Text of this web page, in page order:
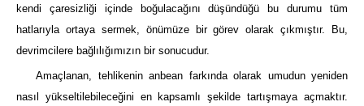
kendi çaresizliği içinde boğulacağını düşündüğü bu durumu tüm
hatlarıyla ortaya sermek, önümüze bir görev olarak çıkmıştır. Bu,
devrimcilere bağlılığımızın bir sonucudur.
Amaçlanan, tehlikenin anbean farkında olarak umudun yeniden
nasıl yükseltilebileceğini en kapsamlı şekilde tartışmaya açmaktır.